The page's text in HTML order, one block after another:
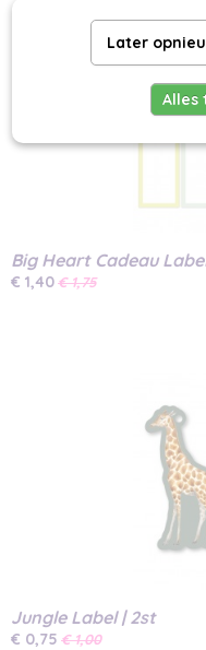
Big Heart Cadeau
€ 1,40€ 1,75
Jungle Label | 2st
€ 0,75 € 1,00
Later
Alles